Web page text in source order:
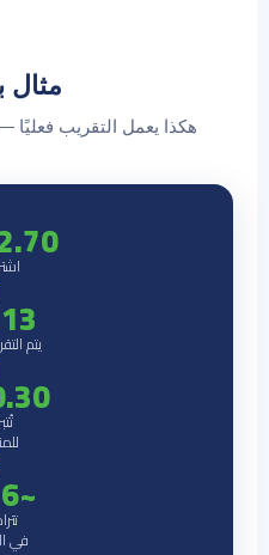
هكذا يعمل التقريب
₪
13 ₪يتم
₪
~6 ₪
في